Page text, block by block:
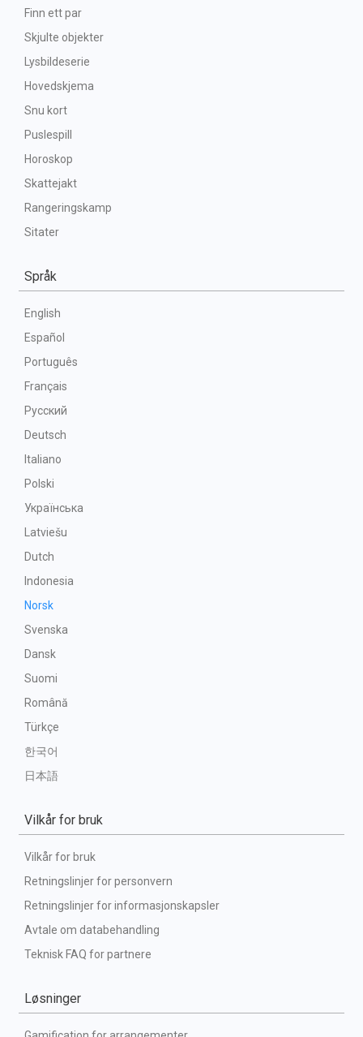
Finn ett par
Skjulte objekter
Lysbildeserie
Hovedskjema
Snu kort
Puslespill
Horoskop
Skattejakt
Rangeringskamp
Sitater
Språk
English
Español
Português
Français
Русский
Deutsch
Italiano
Polski
Українська
Latviešu
Dutch
Indonesia
Norsk
Svenska
Dansk
Suomi
Română
Türkçe
한국어
日本語
Vilkår for bruk
Vilkår for bruk
Retningslinjer for personvern
Retningslinjer for informasjonskapsler
Avtale om databehandling
Teknisk FAQ for partnere
Løsninger